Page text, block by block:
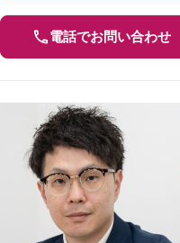
電話でお問い合わせ